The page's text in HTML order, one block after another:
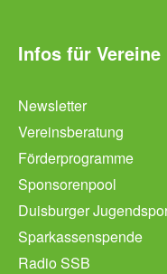
Infos für Vereine
Newsletter
Vereinsberatung
Förderprogramme
Sponsorenpool
Duisburger
Sparkassenspende
Radio SSB